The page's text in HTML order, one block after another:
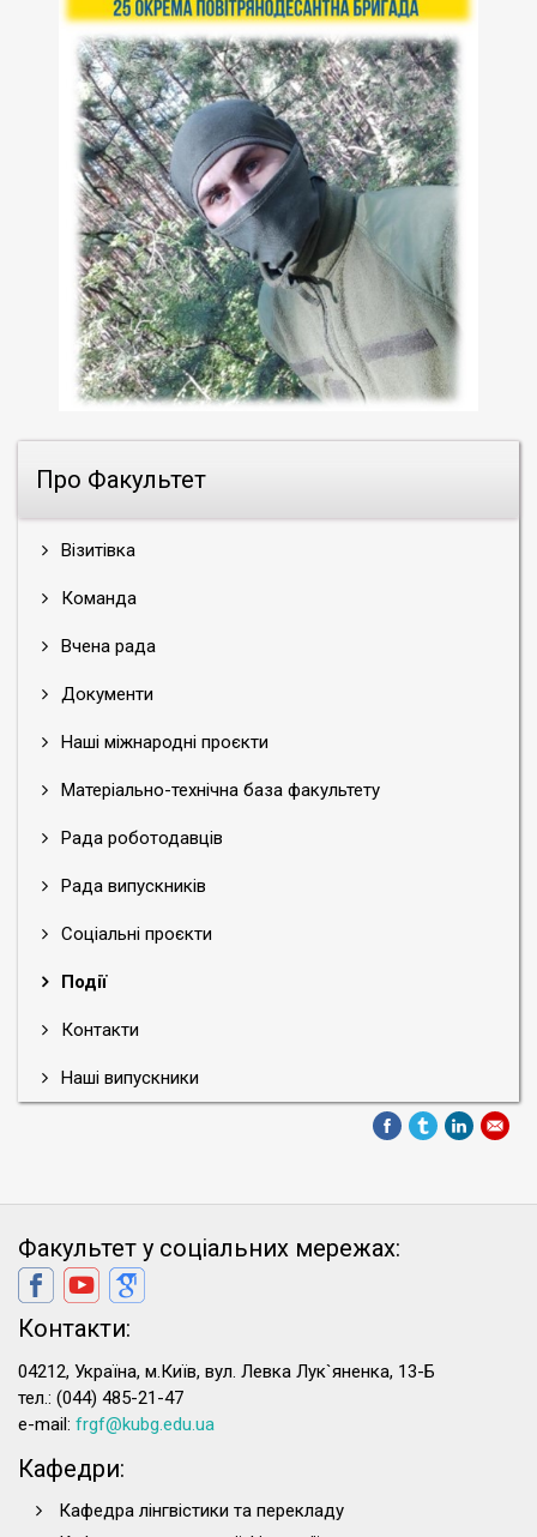
Про Факультет
Візитівка
Команда
Вчена рада
Документи
Наші міжнародні проєкти
Матеріально-технічна база факультету
Рада роботодавців
Рада випускників
Соціальні проєкти
Події
Контакти
Наші випускники
Факультет у соціальних мережах:
Контакти:
04212, Україна, м.Київ, вул. Левка Лук`яненка, 13-Б
тел.: (044) 485-21-47
e-mail: frgf@kubg.edu.ua
Кафедри:
Кафедра лінгвістики та перекладу